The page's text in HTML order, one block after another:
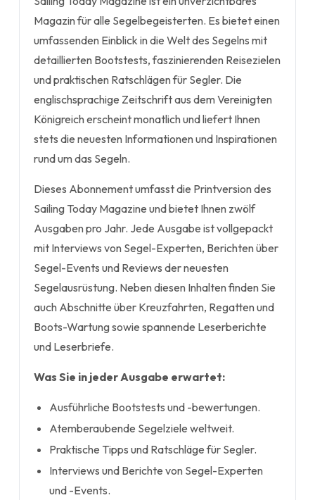
Magazin für alle Segelbegeisterten. Es bietet einen
umfassenden Einblick in die Welt des Segelns mit
detaillierten Bootstests, faszinierenden Reisezielen
und praktischen Ratschlägen für Segler. Die
englischsprachige Zeitschrift aus dem Vereinigten
Königreich erscheint monatlich und liefert Ihnen
stets die neuesten Informationen und Inspirationen
rund um das Segeln.
Dieses Abonnement umfasst die Printversion des
Sailing Today Magazine und bietet Ihnen zwölf
Ausgaben pro Jahr. Jede Ausgabe ist vollgepackt
mit Interviews von Segel-Experten, Berichten über
Segel-Events und Reviews der neuesten
Segelausrüstung. Neben diesen Inhalten finden Sie
auch Abschnitte über Kreuzfahrten, Regatten und
Boots-Wartung sowie spannende Leserberichte
und Leserbriefe.
Was Sie in jeder Ausgabe erwartet:
Ausführliche Bootstests und -bewertungen.
Atemberaubende Segelziele weltweit.
Praktische Tipps und Ratschläge für Segler.
Interviews und Berichte von Segel-Experten
und -Events.